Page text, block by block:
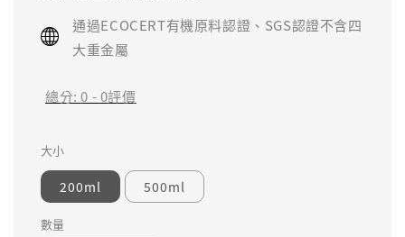
通過ECOCERT有機原料認證、SGS認證不含四
大重金屬
總分:0 -0評價
大小
200ml 500ml
數量